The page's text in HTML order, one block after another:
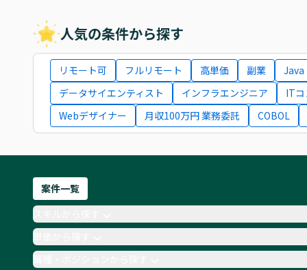
人気の条件から探す
リモート可 フルリモート 高単価 副業
Java
データサイエンティスト
インフラエンジニア
IT
Webデザイナー
月収100万円 業務委託 COBOL
案件一覧
単価から探す
職種・ポジションから探す